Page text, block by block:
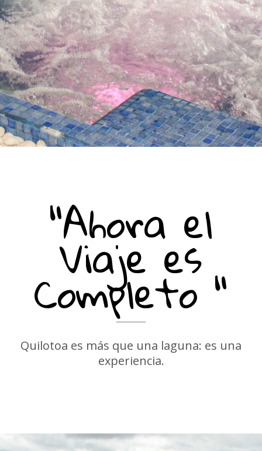
"Ahora el
Viaje es
Completo "
Quilotoa es más que una laguna: es una
experiencia.